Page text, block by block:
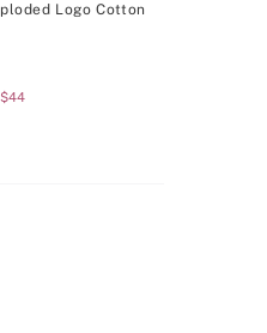
Logo Cotton